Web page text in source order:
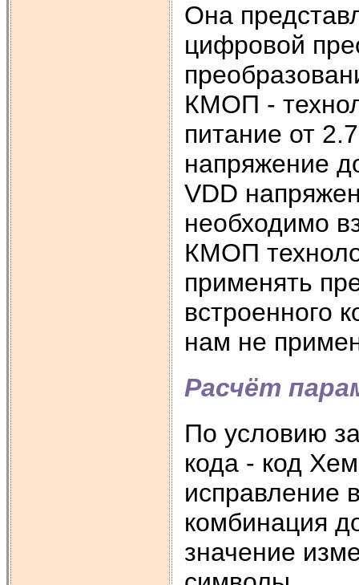
Она
цифровой
КМОП -
питание от
напряжение
VDD
необходимо
КМОП
применять
встроенного
нам не
Расчёт
По условию
кода - код
исправление
комбинация
значение